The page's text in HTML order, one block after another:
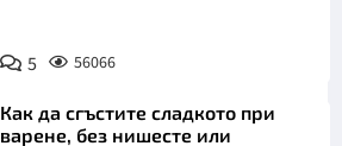
5 56066
Как да сгъстите сладкото при
варене, без нишесте или